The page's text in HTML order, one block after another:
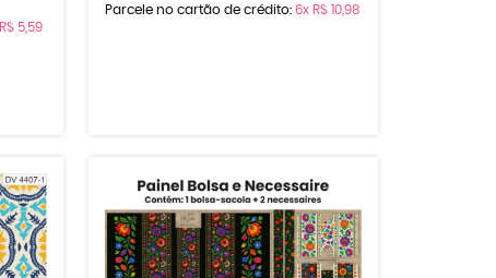
R$ 5,59
Parcele no cartão de crédito: 6x R$ 10,98